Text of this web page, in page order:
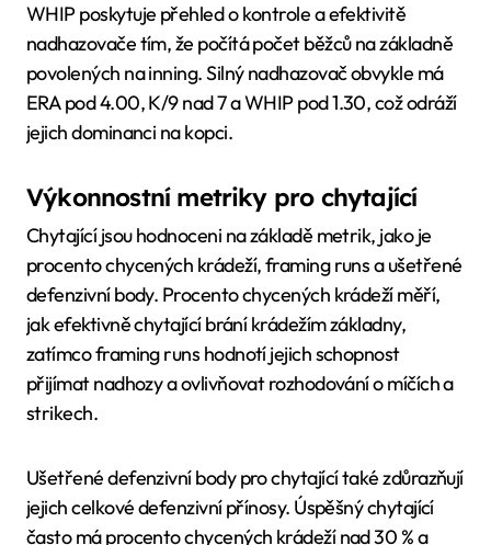
WHIP poskytuje přehled o kontrole a efektivitě
nadhazovače tím, že počítá počet běžců na základně
povolených na inning. Silný nadhazovač obvykle má
ERA pod 4.00, K/9 nad 7 a WHIP pod 1.30, což odráží
jejich dominanci na kopci.
Výkonnostní metriky pro chytající
Chytající jsou hodnoceni na základě metrik, jako je
procento chycených krádeží, framing runs a ušetřené
defenzivní body. Procento chycených krádeží měří,
jak efektivně chytající brání krádežím základny,
zatímco framing runs hodnotí jejich schopnost
přijímat nadhozy a ovlivňovat rozhodování o míčích a
strikech.
Ušetřené defenzivní body pro chytající také zdůrazňují
jejich celkové defenzivní přínosy. Úspěšný chytající
často má procento chycených krádeží nad 30 % a